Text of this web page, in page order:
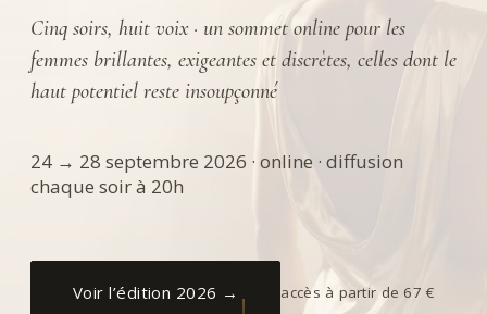
Cinq soirs, huit voix · un sommet online pour les
femmes brillantes, exigeantes et discrètes, celles dont le
haut potentiel reste insoupçonné
24 → 28 septembre 2026 · online · diffusion
chaque soir à 20h
Voir l’édition 2026 → accès à partir de 67 €